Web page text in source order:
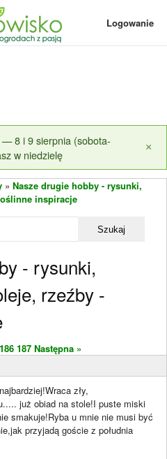
Logowanie
8 i 9 sierpnia (sobota-
w niedzielę
×
» Nasze drugie hobby - rysunki,
inspiracje
Szukaj
- rysunki,
rzeźby -
186 187 Następna »
zły,
już obiad na stole!I puste miski
smakuje!Ryba u mnie nie musi być
przyjadą goście z południa